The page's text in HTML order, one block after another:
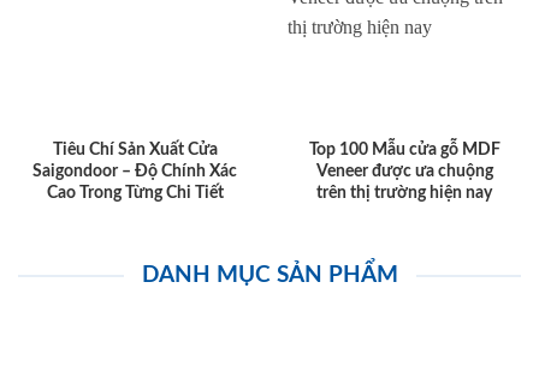
Tiêu Chí Sản Xuất Cửa
Saigondoor – Độ Chính Xác
Cao Trong Từng Chi Tiết
Top 100 Mẫu cửa gỗ MDF
Veneer được ưa chuộng
trên thị trường hiện nay
DANH MỤC SẢN PHẨM